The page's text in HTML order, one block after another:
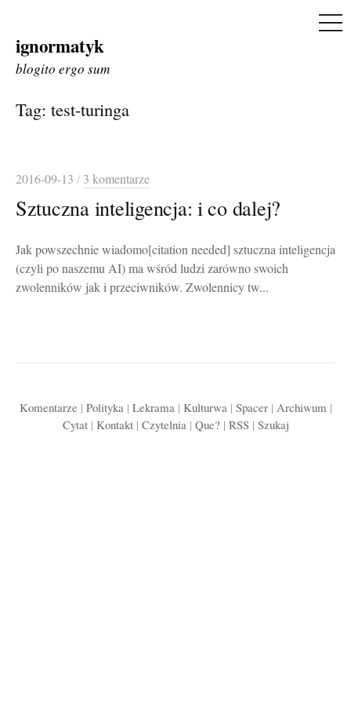
Skip
to
ignormatyk
blogito ergo sum
Tag: test-turinga
2016-09-13 / 3 komentarze
Sztuczna inteligencja: i co dalej?
Jak powszechnie wiadomo[citation needed] sztuczna inteligencja
(czyli po naszemu AI) ma wśród ludzi zarówno swoich
zwolenników jak i przeciwników. Zwolennicy tw...
Komentarze | Polityka| Lekrama| Kulturwa| Spacer| Archiwum |
Cytat| Kontakt| Czytelnia| Que? | RSS| Szukaj